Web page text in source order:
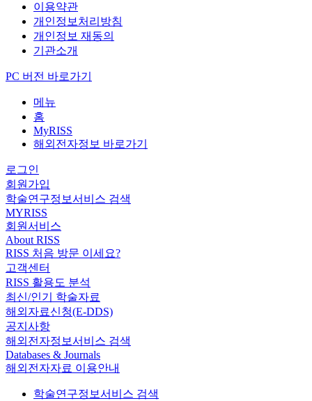
이용약관
개인정보처리방침
개인정보 재동의
기관소개
PC 버전 바로가기
메뉴
홈
MyRISS
해외전자정보 바로가기
로그인
회원가입
학술연구정보서비스 검색
MYRISS
회원서비스
About RISS
RISS 처음 방문 이세요?
고객센터
RISS 활용도 분석
최신/인기 학술자료
해외자료신청(E-DDS)
공지사항
해외전자정보서비스 검색
Databases & Journals
해외전자자료 이용안내
학술연구정보서비스 검색